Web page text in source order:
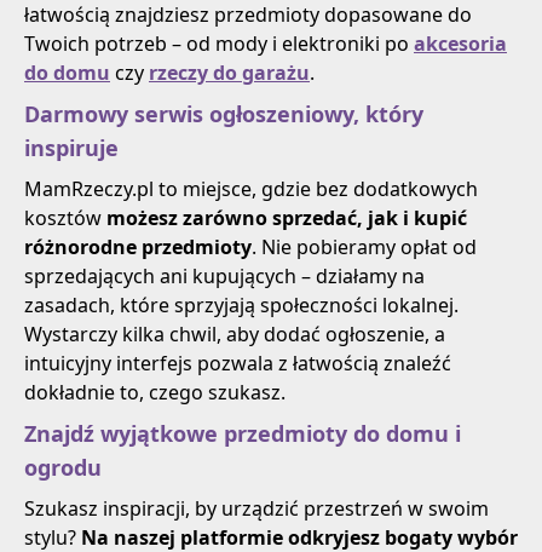
łatwością znajdziesz przedmioty dopasowane do
Twoich potrzeb – od mody i elektroniki po akcesoria
do domu czy rzeczy do garażu.
Darmowy serwis ogłoszeniowy, który
inspiruje
MamRzeczy.pl to miejsce, gdzie bez dodatkowych
kosztów możesz zarówno sprzedać, jak i kupić
różnorodne przedmioty. Nie pobieramy opłat od
sprzedających ani kupujących – działamy na
zasadach, które sprzyjają społeczności lokalnej.
Wystarczy kilka chwil, aby dodać ogłoszenie, a
intuicyjny interfejs pozwala z łatwością znaleźć
dokładnie to, czego szukasz.
Znajdź wyjątkowe przedmioty do domu i
ogrodu
Szukasz inspiracji, by urządzić przestrzeń w swoim
stylu? Na naszej platformie odkryjesz bogaty wybór